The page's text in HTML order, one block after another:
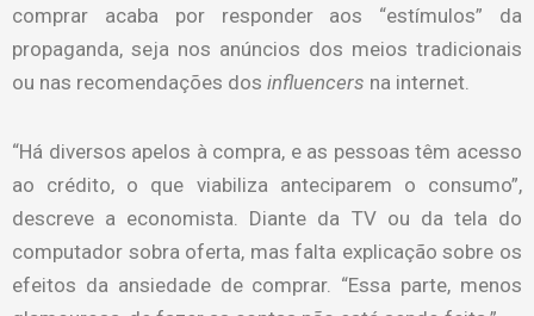
comprar acaba por responder aos “estímulos” da
propaganda, seja nos anúncios dos meios tradicionais
ou nas recomendações dos influencers na internet.
“Há diversos apelos à compra, e as pessoas têm acesso
ao crédito, o que viabiliza anteciparem o consumo”,
descreve a economista. Diante da TV ou da tela do
computador sobra oferta, mas falta explicação sobre os
efeitos da ansiedade de comprar. “Essa parte, menos